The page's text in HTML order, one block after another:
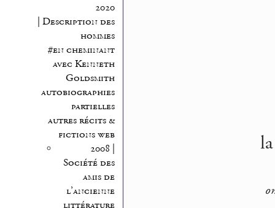
2020
| Description des
hommes
#en cheminant
avec Kenneth
Goldsmith
autobiographies
partielles
autres récits &
fictions web
2008 |
Société des
amis de
l’ancienne
littérature